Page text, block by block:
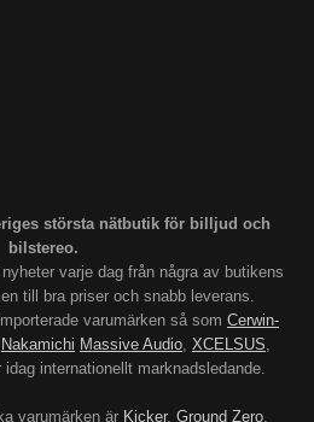
största nätbutik för billjud och
bilstereo.
varje dag från några av butikens
till bra priser och snabb leverans.
varumärken så som Cerwin-
Nakamichi Massive Audio, XCELSUS,
idag internationellt marknadsledande.
varumärken är Kicker, Ground Zero,